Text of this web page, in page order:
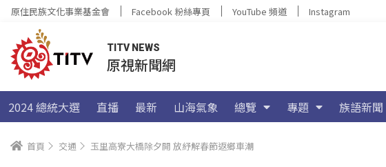
原住民族文化事業基金會 Facebook 粉絲專頁 YouTube 頻道 Instagram
TITV NEWS
原視新聞網
2024 總統大選 直播 最新 山海氣象 總覽 專題 族語新聞
首頁 交通 玉里高寮大橋除夕開 放紓解春節返鄉車潮